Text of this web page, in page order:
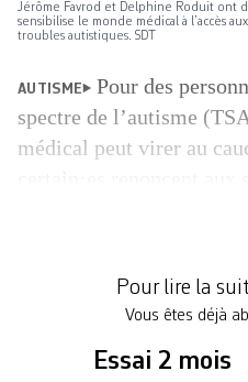
Jérôme Favrod et Delphine Roduit ont
sensibilise le monde médical à l’accès
troubles autistiques. SDT
AUTISME
Pour des
spectre de l’autisme
médical peut virer au
Ecole de santé la […]
Pour lire la
Vous êtes déjà
Essai 2 mois